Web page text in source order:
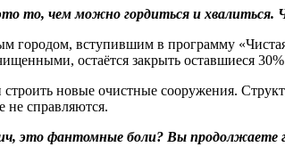
то, чем можно гордиться и хвалиться.
городом, вступившим в программу
остаётся закрыть оставшиеся
новые очистные сооружения.
не справляются.
это фантомные боли? Вы продолжаете